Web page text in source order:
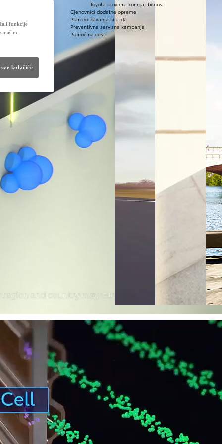
Toyota provjera kompatibilnosti
Cjenovnici dodatne opreme
Plan održavanja hibrida
Preventivna servisna kampanja
Pomoć na cesti
funkcije
našim
kolačiće